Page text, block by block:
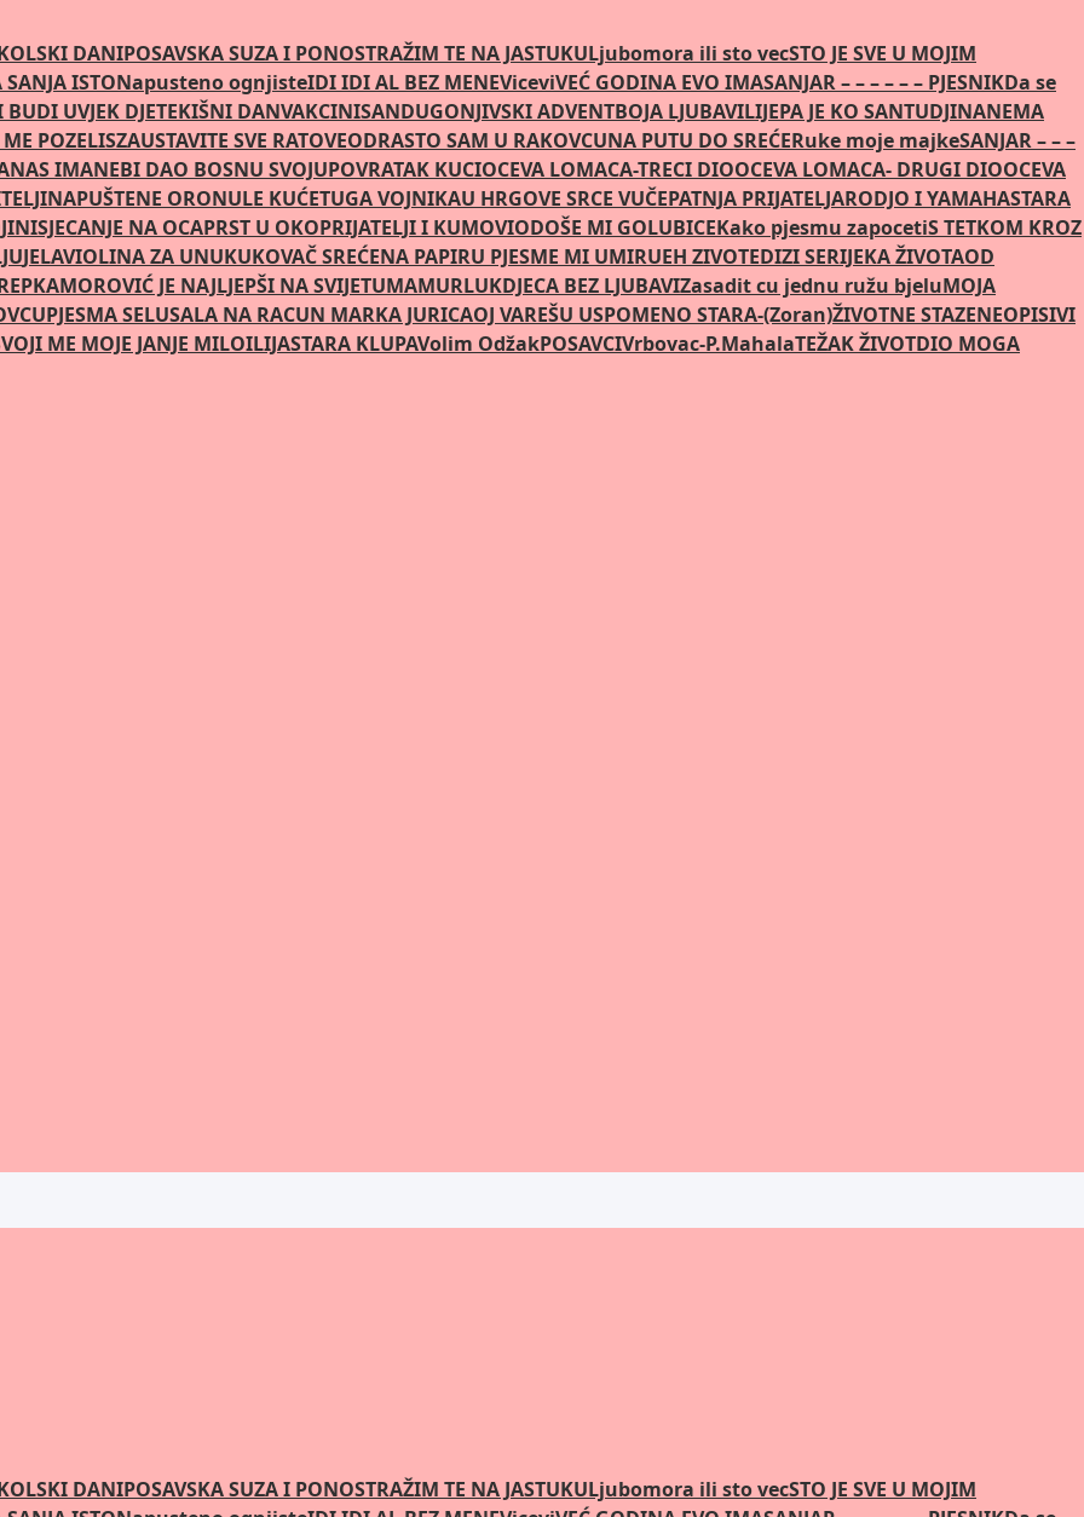
DANIPOSAVSKA SUZA I PONOSTRAŽIM TE NA JASTUKULjubomora ili sto vecSTO JE SVE U MOJIM
ISTONapusteno ognjisteIDI IDI AL BEZ MENEViceviVEĆ GODINA EVO IMASANJAR – – – – – – PJESNIKDa se
UVJEK DJETEKIŠNI DANVAKCINISANDUGONJIVSKI ADVENTBOJA LJUBAVILIJEPA JE KO SANTUDJINANEMA
POZELISZAUSTAVITE SVE RATOVEODRASTO SAM U RAKOVCUNA PUTU DO SREĆERuke moje majkeSANJAR – – –
IMANEBI DAO BOSNU SVOJUPOVRATAK KUCIOCEVA LOMACA-TRECI DIOOCEVA LOMACA- DRUGI DIOOCEVA
NAPUŠTENE ORONULE KUĆETUGA VOJNIKAU HRGOVE SRCE VUČEPATNJA PRIJATELJARODJO I YAMAHASTARA
SJECANJE NA OCAPRST U OKOPRIJATELJI I KUMOVIODOŠE MI GOLUBICEKako pjesmu zapocetiS TETKOM KROZ
JELAVIOLINA ZA UNUKUKOVAČ SREĆENA PAPIRU PJESME MI UMIRUEH ZIVOTEDIZI SERIJEKA ŽIVOTAOD
MOROVIĆ JE NAJLJEPŠI NA SVIJETUMAMURLUKDJECA BEZ LJUBAVIZasadit cu jednu ružu bjeluMOJA
PJESMA SELUSALA NA RACUN MARKA JURICAOJ VAREŠU USPOMENO STARA-(Zoran)ŽIVOTNE STAZENEOPISIVI
ME MOJE JANJE MILOILIJASTARA KLUPAVolim OdžakPOSAVCIVrbovac-P.MahalaTEŽAK ŽIVOTDIO MOGA
DANIPOSAVSKA SUZA I PONOSTRAŽIM TE NA JASTUKULjubomora ili sto vecSTO JE SVE U MOJIM